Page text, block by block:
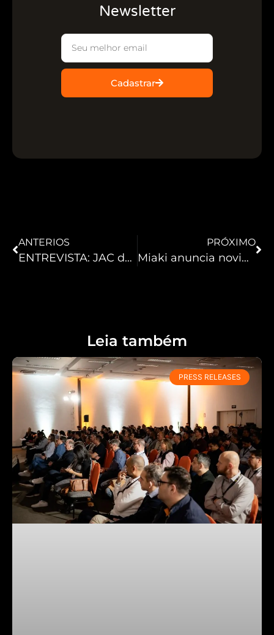
Newsletter
Cadastrar
ANTERIOS
ENTREVISTA: JAC destaca tecnologia e portfólio global de empilhadeiras na INTRA-LOG
PRÓXIMO
Miaki anuncia novidades em revestimentos e soluções de proteção para centros de distribuição
Leia também
PRESS RELEASES